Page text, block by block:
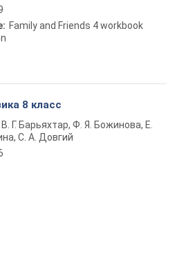
Family and Friends 4 workbook
8 класс
В. Г. Барьяхтар, Ф. Я. Божинова, Е.
С. А. Довгий